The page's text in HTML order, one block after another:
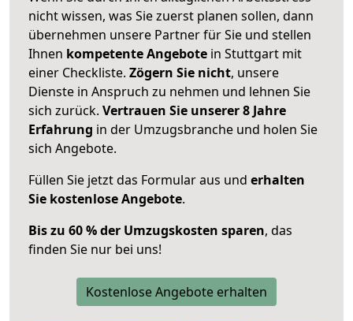
nicht wissen, was Sie zuerst planen sollen, dann
übernehmen unsere Partner für Sie und stellen
Ihnen kompetente Angebote in Stuttgart mit
einer Checkliste. Zögern Sie nicht, unsere
Dienste in Anspruch zu nehmen und lehnen Sie
sich zurück. Vertrauen Sie unserer 8 Jahre
Erfahrung in der Umzugsbranche und holen Sie
sich Angebote.
Füllen Sie jetzt das Formular aus und erhalten
Sie kostenlose Angebote.
Bis zu 60 % der Umzugskosten sparen, das
finden Sie nur bei uns!
Kostenlose Angebote erhalten